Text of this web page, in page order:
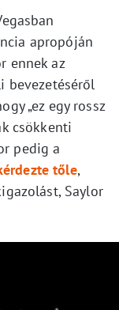
apropóján
ennek az
bevezetéséről
„ez egy rossz
csökkenti
pedig a
tőle,
Saylor